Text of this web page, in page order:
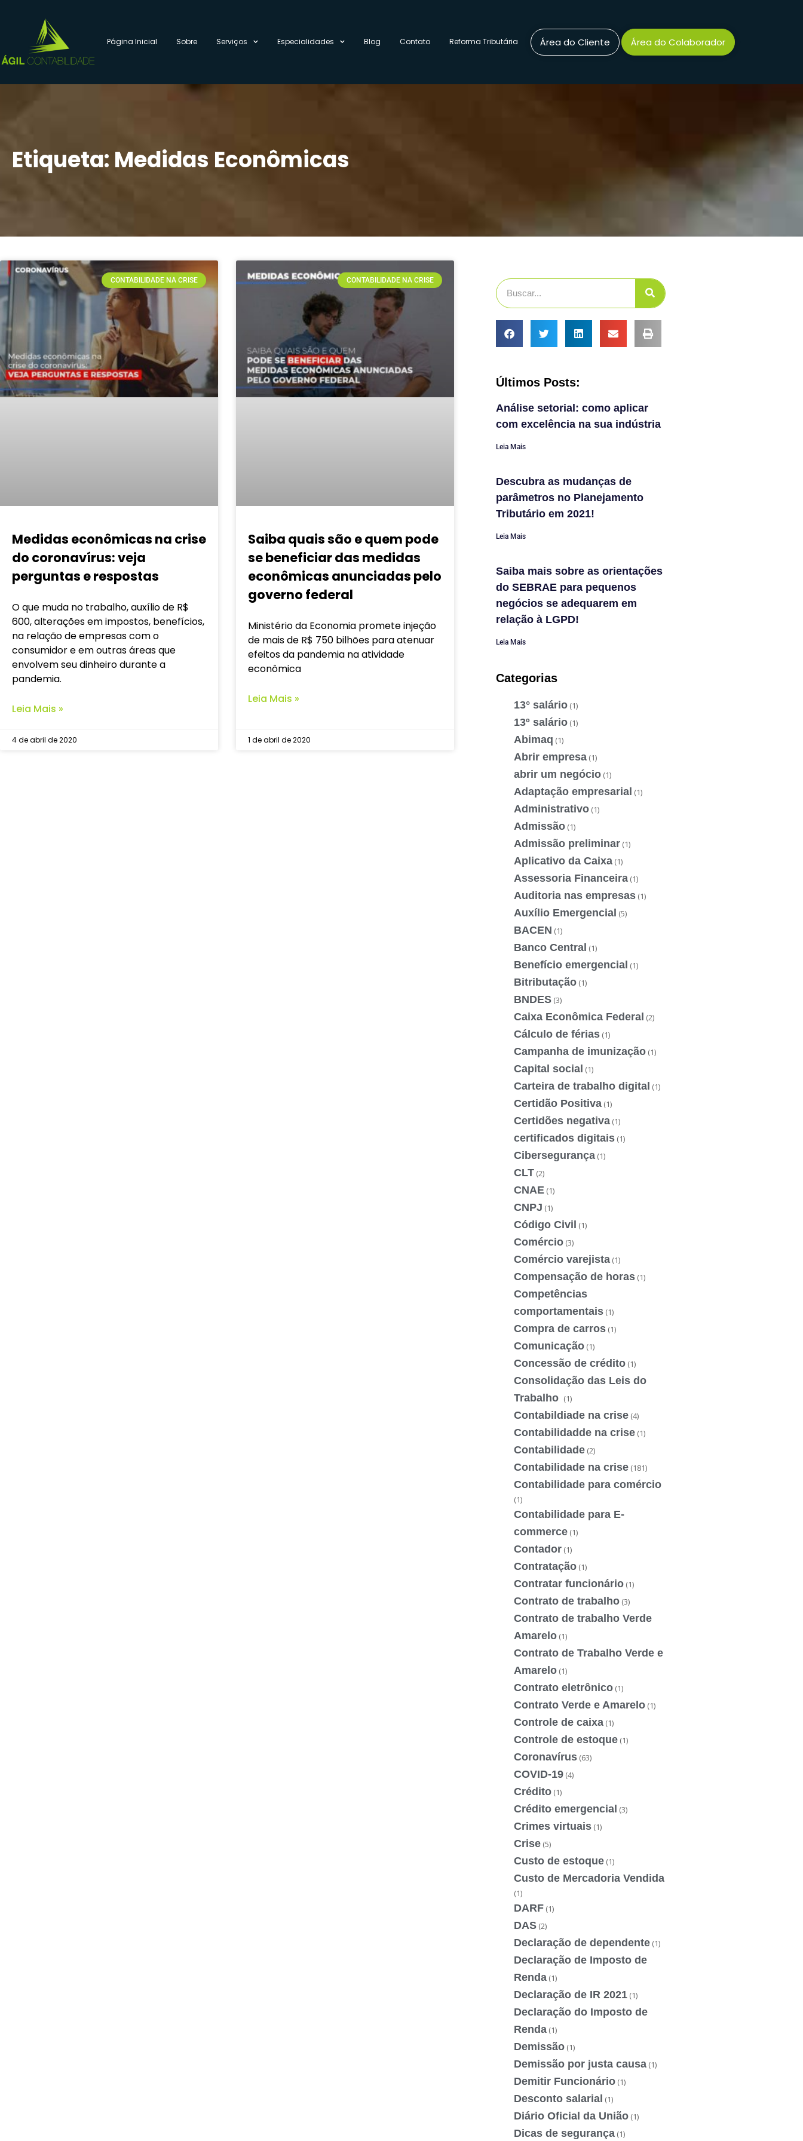
Página Inicial Sobre Serviços Especialidades Blog Contato Reforma Tributária Área do Cliente Área do Colaborador
Etiqueta: Medidas Econômicas
CONTABILIDADE NA CRISE
Medidas econômicas na crise
do coronavírus: veja
perguntas e respostas
O que muda no trabalho, auxílio de R$
600, alterações em impostos, benefícios,
na relação de empresas com o
consumidor e em outras áreas que
envolvem seu dinheiro durante a
pandemia.
Leia Mais »
4 de abril de 2020
CONTABILIDADE NA CRISE
Saiba quais são e quem pode
se beneficiar das medidas
econômicas anunciadas pelo
governo federal
Ministério da Economia promete injeção
de mais de R$ 750 bilhões para atenuar
efeitos da pandemia na atividade
econômica
Leia Mais »
1 de abril de 2020
Últimos Posts:
Análise setorial: como aplicar
com excelência na sua indústria
Leia Mais
Descubra as mudanças de
parâmetros no Planejamento
Tributário em 2021!
Leia Mais
Saiba mais sobre as orientações
do SEBRAE para pequenos
negócios se adequarem em
relação à LGPD!
Leia Mais
Categorias
13° salário (1)
13º salário (1)
Abimaq (1)
Abrir empresa (1)
abrir um negócio (1)
Adaptação empresarial (1)
Administrativo (1)
Admissão (1)
Admissão preliminar (1)
Aplicativo da Caixa (1)
Assessoria Financeira (1)
Auditoria nas empresas (1)
Auxílio Emergencial (5)
BACEN (1)
Banco Central (1)
Benefício emergencial (1)
Bitributação (1)
BNDES (3)
Caixa Econômica Federal (2)
Cálculo de férias (1)
Campanha de imunização (1)
Capital social (1)
Carteira de trabalho digital (1)
Certidão Positiva (1)
Certidões negativa (1)
certificados digitais (1)
Cibersegurança (1)
CLT (2)
CNAE (1)
CNPJ (1)
Código Civil (1)
Comércio (3)
Comércio varejista (1)
Compensação de horas (1)
Competências
comportamentais (1)
Compra de carros (1)
Comunicação (1)
Concessão de crédito (1)
Consolidação das Leis do
Trabalho (1)
Contabildiade na crise (4)
Contabilidadde na crise (1)
Contabilidade (2)
Contabilidade na crise (181)
Contabilidade para comércio
(1)
Contabilidade para E-
commerce (1)
Contador (1)
Contratação (1)
Contratar funcionário (1)
Contrato de trabalho (3)
Contrato de trabalho Verde
Amarelo (1)
Contrato de Trabalho Verde e
Amarelo (1)
Contrato eletrônico (1)
Contrato Verde e Amarelo (1)
Controle de caixa (1)
Controle de estoque (1)
Coronavírus (63)
COVID-19 (4)
Crédito (1)
Crédito emergencial (3)
Crimes virtuais (1)
Crise (5)
Custo de estoque (1)
Custo de Mercadoria Vendida
(1)
DARF (1)
DAS (2)
Declaração de dependente (1)
Declaração de Imposto de
Renda (1)
Declaração de IR 2021 (1)
Declaração do Imposto de
Renda (1)
Demissão (1)
Demissão por justa causa (1)
Demitir Funcionário (1)
Desconto salarial (1)
Diário Oficial da União (1)
Dicas de segurança (1)